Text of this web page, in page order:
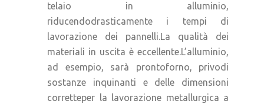
telaio in alluminio,
riducendodrasticamente i tempi di
lavorazione dei pannelli.La qualità dei
materiali in uscita è eccellente.L’alluminio,
ad esempio, sarà prontoforno, privodi
sostanze inquinanti e delle dimensioni
corretteper la lavorazione metallurgica a